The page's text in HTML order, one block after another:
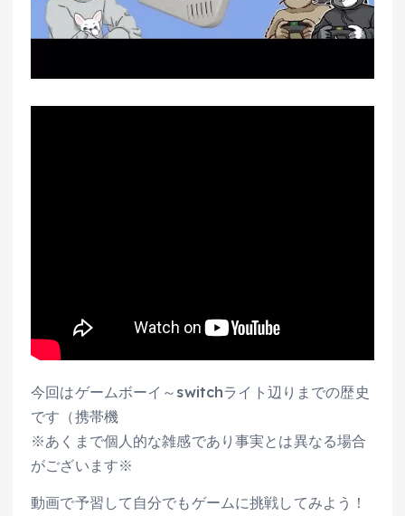
今回はゲームボーイ～switchライト辺りまでの歴史
です（携帯機
※あくまで個人的な雑感であり事実とは異なる場合
がございます※
動画で予習して自分でもゲームに挑戦してみよう！